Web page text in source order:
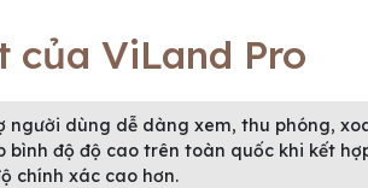
của ViLand Pro
người dùng dễ dàng xem, thu phóng,
bình độ độ cao trên toàn quốc khi kết
chính xác cao hơn.